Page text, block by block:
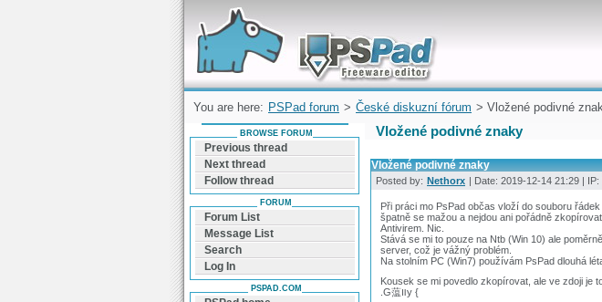
Forum can help you solve problems and quickly
find a solution with PSPad for Microsoft
Windows
You are here: PSPad forum > České diskuzní fórum > Vložené podivné
Vložené podivné znaky
Vložené podivné znaky
Posted by: Nethorx | Date: 2019-12-14 21:29 | IP:
Při práci mo PsPad občas vloží do souboru
špatně se mažou a nejdou ani pořádně
Antivirem. Nic.
Stává se mi to pouze na Ntb (Win 10) ale
server, což je vážný problém.
Na stolním PC (Win7) používám PsPad dlouhá
Kousek se mi povedlo zkopírovat, ale ve zdoji je
.G蕰װy {
BROWSE FORUM
Previous thread
Next thread
Follow thread
FORUM
Forum List
Message List
Search
Log In
PSPAD.COM